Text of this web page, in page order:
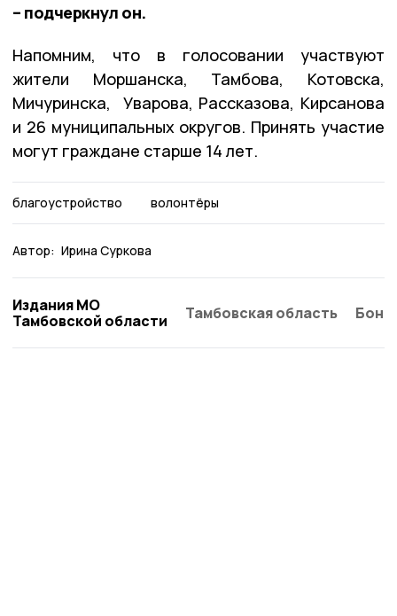
– подчеркнул он.
Напомним, что в голосовании участвуют
жители Моршанска, Тамбова, Котовска,
Мичуринска, Уварова, Рассказова, Кирсанова
и 26 муниципальных округов. Принять участие
могут граждане старше 14 лет.
благоустройство волонтёры
Автор: Ирина Суркова
Издания МО
Тамбовской области
Тамбовская область